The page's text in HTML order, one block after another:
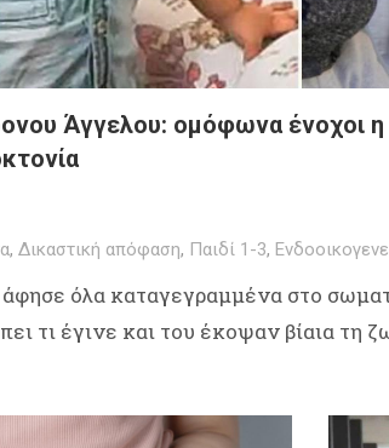
Άγγελου: oμόφωνα ένοχοι
, Δικαστική απόφαση, Παιδί 1-3,
όλα καταγεγραμμένα στο
τι έγινε και του έκοψαν βίαια τη